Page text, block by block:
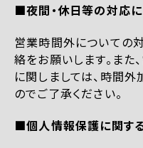
■夜間・休日等の対応
営業時間外についての
絡をお願いします。ま
に関しましては、時間
のでご了承ください。
■個人情報保護に関す